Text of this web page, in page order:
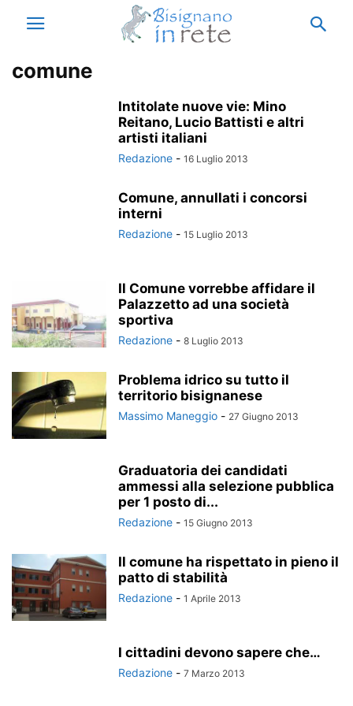
comune
Intitolate nuove vie: Mino
Reitano, Lucio Battisti e altri
artisti italiani
Redazione - 16 Luglio 2013
Comune, annullati i concorsi
interni
Redazione - 15 Luglio 2013
Il Comune vorrebbe affidare il
Palazzetto ad una società
sportiva
Redazione - 8 Luglio 2013
Problema idrico su tutto il
territorio bisignanese
Massimo Maneggio - 27 Giugno 2013
Graduatoria dei candidati
ammessi alla selezione pubblica
per 1 posto di...
Redazione - 15 Giugno 2013
Il comune ha rispettato in pieno il
patto di stabilità
Redazione - 1 Aprile 2013
I cittadini devono sapere che…
Redazione - 7 Marzo 2013